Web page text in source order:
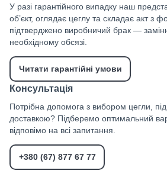
У разі гарантійного випадку наш
об’єкт, оглядає цеглу та складає акт з
підтверджено виробничий брак —
необхідному обсязі.
Читати гарантійні умови
Консультація
Потрібна допомога з вибором цегли,
доставкою? Підберемо оптимальний
відповімо на всі запитання.
+380 (67) 877 67 77